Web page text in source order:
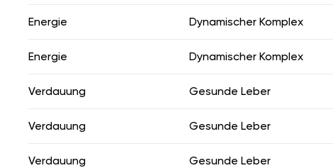
Energie Dynamischer Komplex
Energie Dynamischer Komplex
Verdauung Gesunde Leber
Verdauung Gesunde Leber
Verdauung Gesunde Leber